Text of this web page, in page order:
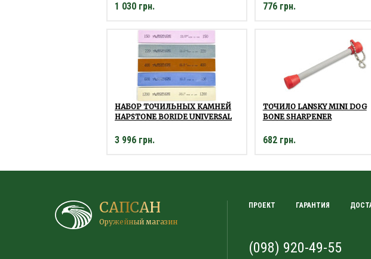
1 030 грн. 776 грн.
НАБОР ТОЧИЛЬНЫХ КАМНЕЙ
HAPSTONE BORIDE UNIVERSAL
3 996 грн.
ТОЧИЛО LANSKY MINI DOG
BONE SHARPENER
682 грн.
САПСАН
Оружейный магазин
ПРОЕКТ ГАРАНТИЯ
(098) 920-49-55